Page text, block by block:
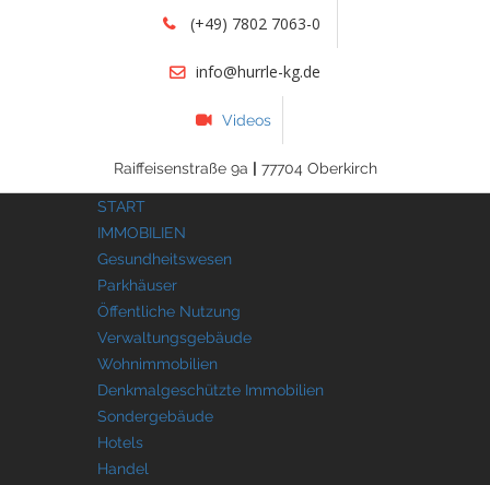
(+49) 7802 7063-0
info@hurrle-kg.de
Videos
Raiffeisenstraße 9a | 77704 Oberkirch
START
IMMOBILIEN
Gesundheitswesen
Parkhäuser
Öffentliche Nutzung
Verwaltungsgebäude
Wohnimmobilien
Denkmalgeschützte Immobilien
Sondergebäude
Hotels
Handel